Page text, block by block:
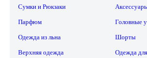
Сумки и Рюкзаки
Парфюм Головные
Одежда из льна Шорты
Верхняя одежда Одежда